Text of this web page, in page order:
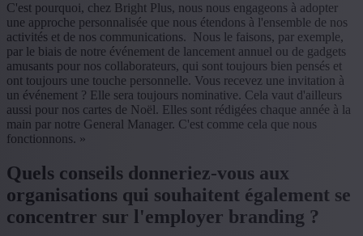
C'est pourquoi, chez Bright Plus, nous nous engageons à adopter
une approche personnalisée que nous étendons à l'ensemble de nos
activités et de nos communications. Nous le faisons, par exemple,
par le biais de notre événement de lancement annuel ou de gadgets
amusants pour nos collaborateurs, qui sont toujours bien pensés et
ont toujours une touche personnelle. Vous recevez une invitation à
un événement ? Elle sera toujours nominative. Cela vaut d'ailleurs
aussi pour nos cartes de Noël. Elles sont rédigées chaque année à la
main par notre General Manager. C'est comme cela que nous
fonctionnons. »
Quels conseils donneriez-vous aux
organisations qui souhaitent également se
concentrer sur l'employer branding ?